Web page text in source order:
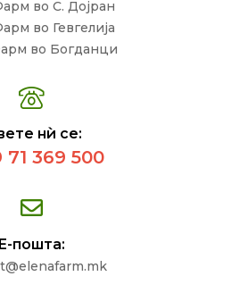
во С. Дојран
во Гевгелија
во Богданци
нѝ се:
71 369 500
Е-пошта: